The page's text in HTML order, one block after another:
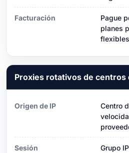
Facturación
Pague
planes
flexibles
Proxies rotativos de centros
Origen de IP
Centro
Sesión
Grupo